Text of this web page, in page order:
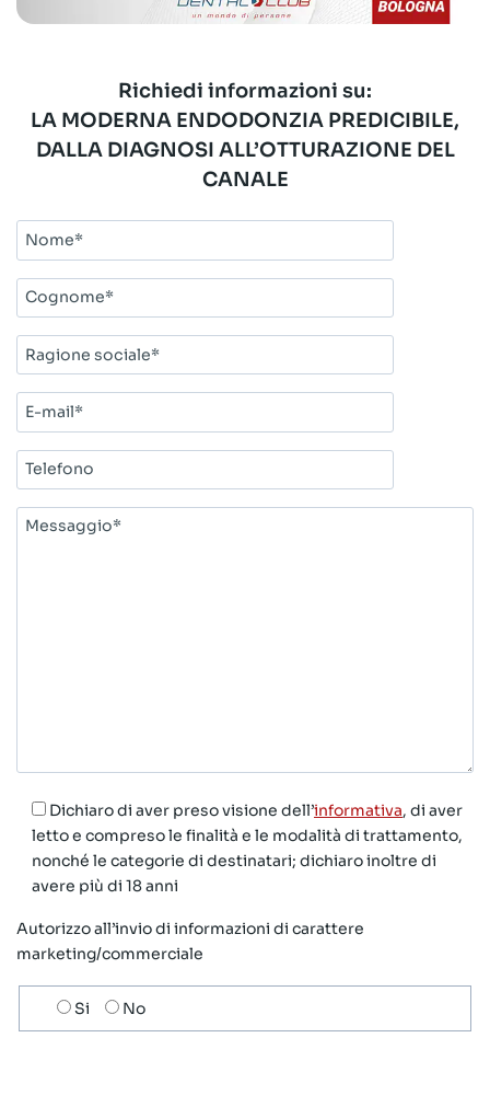
Richiedi informazioni su:
LA MODERNA ENDODONZIA PREDICIBILE,
DALLA DIAGNOSI ALL’OTTURAZIONE DEL
CANALE
Nome*
Cognome*
Ragione
sociale*
E-
mail*
Telefono
Messaggio*
Dichiaro di aver preso visione dell’informativa, di aver
letto e compreso le finalità e le modalità di trattamento,
nonché le categorie di destinatari; dichiaro inoltre di
avere più di 18 anni
Autorizzo all’invio di informazioni di carattere
marketing/commerciale
Scelta
invio
Si No